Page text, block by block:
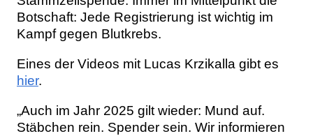
Botschaft: Jede Registrierung ist wichtig im
Kampf gegen Blutkrebs.
Eines der Videos mit Lucas Krzikalla gibt es
hier.
„Auch im Jahr 2025 gilt wieder: Mund auf.
Stäbchen rein. Spender sein. Wir informieren